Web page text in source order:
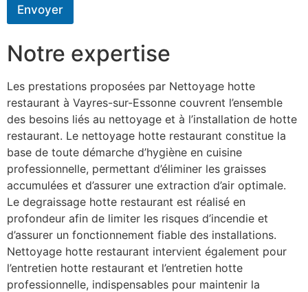
Envoyer
Notre expertise
Les prestations proposées par Nettoyage hotte
restaurant à Vayres-sur-Essonne couvrent l’ensemble
des besoins liés au nettoyage et à l’installation de hotte
restaurant. Le nettoyage hotte restaurant constitue la
base de toute démarche d’hygiène en cuisine
professionnelle, permettant d’éliminer les graisses
accumulées et d’assurer une extraction d’air optimale.
Le degraissage hotte restaurant est réalisé en
profondeur afin de limiter les risques d’incendie et
d’assurer un fonctionnement fiable des installations.
Nettoyage hotte restaurant intervient également pour
l’entretien hotte restaurant et l’entretien hotte
professionnelle, indispensables pour maintenir la